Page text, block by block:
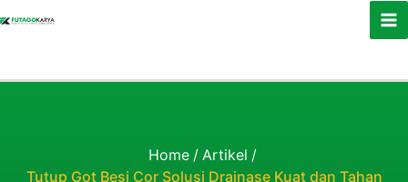
Home / Artikel /
Tutup Got Besi Cor Solusi Drainase Kuat dan Tahan